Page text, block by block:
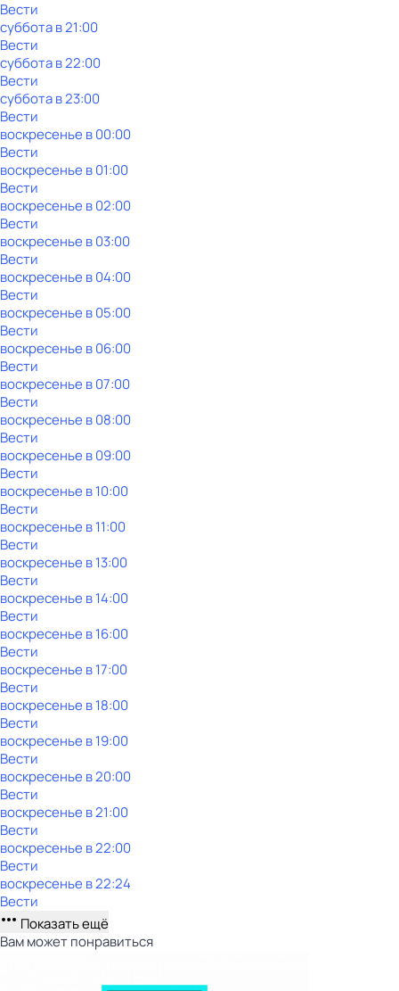
Вести
субботав21:00
Вести
субботав22:00
Вести
субботав23:00
Вести
воскресенье в00:00
Вести
воскресенье в01:00
Вести
воскресенье в02:00
Вести
воскресенье в03:00
Вести
воскресенье в04:00
Вести
воскресенье в05:00
Вести
воскресенье в06:00
Вести
воскресенье в07:00
Вести
воскресенье в08:00
Вести
воскресенье в09:00
Вести
воскресенье в10:00
Вести
воскресенье в11:00
Вести
воскресенье в13:00
Вести
воскресенье в14:00
Вести
воскресенье в16:00
Вести
воскресенье в17:00
Вести
воскресенье в18:00
Вести
воскресенье в19:00
Вести
воскресенье в20:00
Вести
воскресенье в21:00
Вести
воскресенье в22:00
Вести
воскресенье в22:24
Вести
Показать ещё
Вам может понравиться